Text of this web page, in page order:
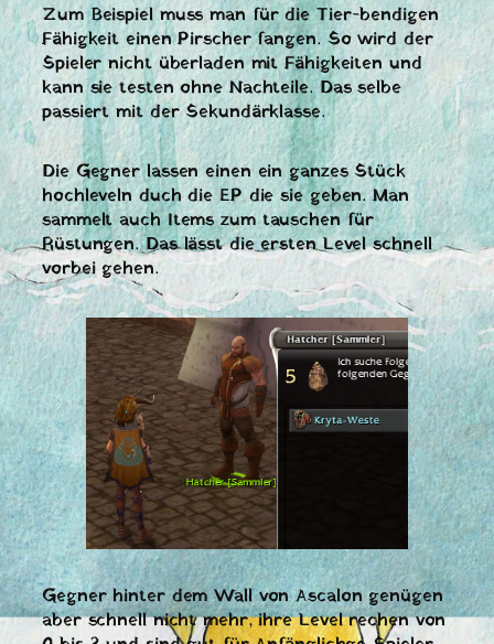
Zum Beispiel muss man für die Tier-bendigen
Fähigkeit einen Pirscher fangen. So wird der
Spieler nicht überladen mit Fähigkeiten und
kann sie testen ohne Nachteile. Das selbe
passiert mit der Sekundärklasse.
Die Gegner lassen einen ein ganzes Stück
hochleveln duch die EP die sie geben. Man
sammelt auch Items zum tauschen für
Rüstungen. Das lässt die ersten Level schnell
vorbei gehen.
Gegner hinter dem Wall von Ascalon genügen
aber schnell nicht mehr, ihre Level rechen von